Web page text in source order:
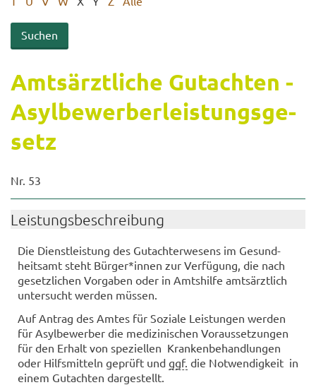
Amts­ärzt­li­che Gut­ach­ten -
Asyl­be­wer­ber­leis­tungs­ge­
setz
Nr. 53
Leis­tungs­be­schrei­bung
Die Dienst­leis­tung des Gut­ach­ter­we­sens im Ge­sund­
heits­amt steht Bür­ger*innen zur Ver­fü­gung, die nach
ge­setz­li­chen Vor­ga­ben oder in Amts­hil­fe amts­ärzt­lich
un­ter­sucht wer­den müs­sen.
Auf An­trag des Amtes für So­zia­le Leis­tun­gen wer­den
für Asyl­be­wer­ber die me­di­zi­ni­schen Vor­aus­set­zun­gen
für den Er­halt von spe­zi­el­len Kran­ken­be­hand­lun­gen
oder Hilfs­mit­teln ge­prüft und ggf. die Not­wen­dig­keit in
einem Gut­ach­ten dar­ge­stellt.